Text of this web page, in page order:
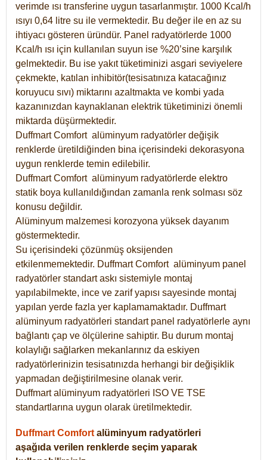
verimde ısı transferine uygun tasarlanmıştır. 1000 Kcal/h
ısıyı 0,64 litre su ile vermektedir. Bu değer ile en az su
ihtiyacı gösteren üründür. Panel radyatörlerde 1000
Kcal/h ısı için kullanılan suyun ise %20’sine karşılık
gelmektedir. Bu ise yakıt tüketiminizi asgari seviyelere
çekmekte, katılan inhibitör(tesisatınıza katacağınız
koruyucu sıvı) miktarını azaltmakta ve kombi yada
kazanınızdan kaynaklanan elektrik tüketiminizi önemli
miktarda düşürmektedir.
Duffmart Comfort alüminyum radyatörler değişik
renklerde üretildiğinden bina içerisindeki dekorasyona
uygun renklerde temin edilebilir.
DuffmartComfort alüminyum radyatörlerde elektro
statik boya kullanıldığından zamanla renk solması söz
konusu değildir.
Alüminyum malzemesi korozyona yüksek dayanım
göstermektedir.
Su içerisindeki çözünmüş oksijenden
etkilenmemektedir. DuffmartComfort alüminyum panel
radyatörler standart askı sistemiyle montaj
yapılabilmekte, ince ve zarif yapısı sayesinde montaj
yapılan yerde fazla yer kaplamamaktadır. Duffmart
alüminyum radyatörleri standart panel radyatörlerle aynı
bağlantı çap ve ölçülerine sahiptir. Bu durum montaj
kolaylığı sağlarken mekanlarınız da eskiyen
radyatörlerinizin tesisatınızda herhangi bir değişiklik
yapmadan değiştirilmesine olanak verir.
Duffmart alüminyum radyatörleri ISO VE TSE
standartlarına uygun olarak üretilmektedir.
Duffmart Comfort alüminyum radyatörleri
aşağıda verilen renklerde seçim yaparak